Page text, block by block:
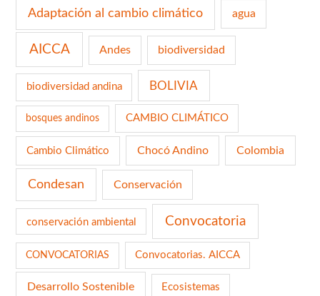
Adaptación al cambio climático agua
AICCA Andes biodiversidad
biodiversidad andina BOLIVIA
bosques andinos CAMBIO CLIMÁTICO
Cambio Climático Chocó Andino Colombia
Condesan Conservación
conservación ambiental Convocatoria
CONVOCATORIAS Convocatorias. AICCA
Desarrollo Sostenible Ecosistemas